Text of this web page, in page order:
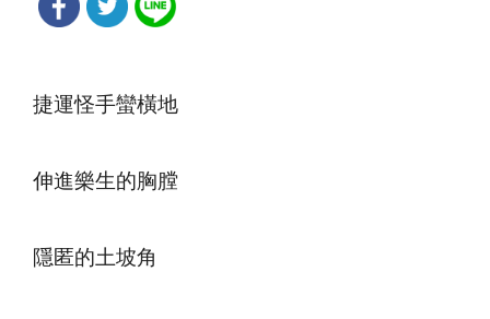
捷運怪手蠻橫地
伸進樂生的胸膛
隱匿的土坡角